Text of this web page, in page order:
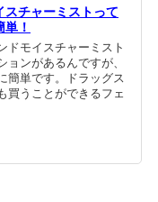
スチャーミストって
！
ドモイスチャーミスト
ョンがあるんですが、
簡単です。ドラッグス
買うことができるフェ